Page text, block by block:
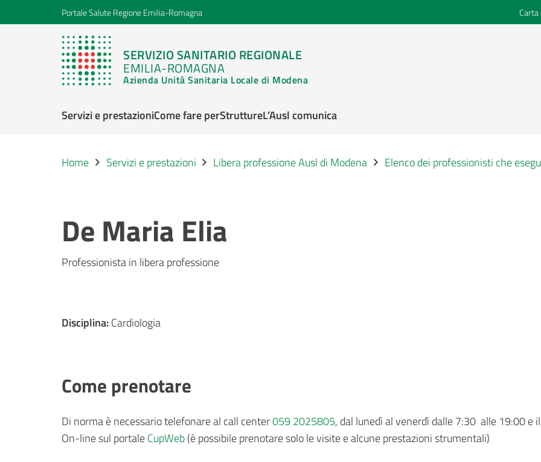
Portale Salute Regione Emilia-Romagna Carta
SERVIZIO SANITARIO REGIONALE
EMILIA-ROMAGNA
Azienda Unità Sanitaria Locale di Modena
Servizi e prestazioniCome fare perStruttureL’Ausl comunica
Home Servizi e prestazioni Libera professione Ausl di Modena Elenco dei professionisti che
De Maria Elia
Professionista in libera professione
Disciplina:Cardiologia
Come prenotare
Di norma è necessario telefonare al call center059 2025805, dal lunedì al venerdì dalle 7:30 alle 19:00 e
On-line sul portaleCupWeb(è possibile prenotare solo le visite e alcune prestazioni strumentali)